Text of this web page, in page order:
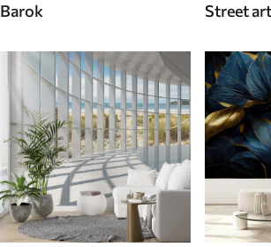
Barok Street art